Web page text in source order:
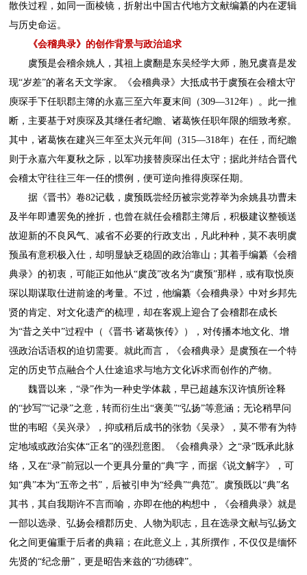
散佚过程，如同一面棱镜，折射出中国古代地方文献编纂的内在逻辑
与历史命运。
《会稽典录》的创作背景与政治追求
虞预是会稽余姚人，其祖上虞翻是东吴经学大师，胞兄虞喜是发
现“岁差”的著名天文学家。《会稽典录》大抵成书于虞预在会稽太守
庾琛手下任职郡主簿的永嘉三至六年夏末间（309—312年）。此一推
断，主要基于对庾琛及其继任者纪瞻、诸葛恢任职年限的细致考察。
其中，诸葛恢在建兴三年至太兴元年间（315—318年）在任，而纪瞻
则于永嘉六年夏秋之际，以军功接替庾琛出任太守；据此并结合晋代
会稽太守往往三年一任的惯例，便可逆向推得庾琛任期。
据《晋书》卷82记载，虞预既尝经历被宗党荐举为余姚县功曹未
及半年即遭罢免的挫折，也曾在就任会稽郡主簿后，积极建议整顿送
故迎新的不良风气、减省不必要的行政支出，凡此种种，莫不表明虞
预虽有意积极入仕，却明显缺乏稳固的政治靠山；其着手编纂《会稽
典录》的初衷，可能正如他从“虞茂”改名为“虞预”那样，或有取悦庾
琛以期谋取仕进前途的考量。不过，他编纂《会稽典录》中对乡邦先
贤的肯定、对文化遗产的梳理，却在客观上迎合了会稽郡在成长
为“昔之关中”过程中（《晋书·诸葛恢传》），对传播本地文化、增
强政治话语权的迫切需要。就此而言，《会稽典录》是虞预在一个特
定的历史节点融合个人仕途追求与地方文化诉求而创作的产物。
魏晋以来，“录”作为一种史学体裁，早已超越东汉许慎所诠释
的“抄写”“记录”之意，转而衍生出“褒美”“弘扬”等意涵；无论稍早问
世的韦昭《吴兴录》，抑或稍后成书的张勃《吴录》，莫不带有为特
定地域或政治实体“正名”的强烈意图。《会稽典录》之“录”既承此脉
络，又在“录”前冠以一个更具分量的“典”字，而据《说文解字》，可
知“典”本为“五帝之书”，后被引申为“经典”“典范”。虞预既以“典”名
其书，其自我期许不言而喻，亦即在他的构想中，《会稽典录》就是
一部以选录、弘扬会稽郡历史、人物为职志，且在选录文献与弘扬文
化之间更偏重于后者的典籍；在此意义上，其所撰作，不仅仅是缅怀
先贤的“纪念册”，更是昭告来兹的“功德碑”。